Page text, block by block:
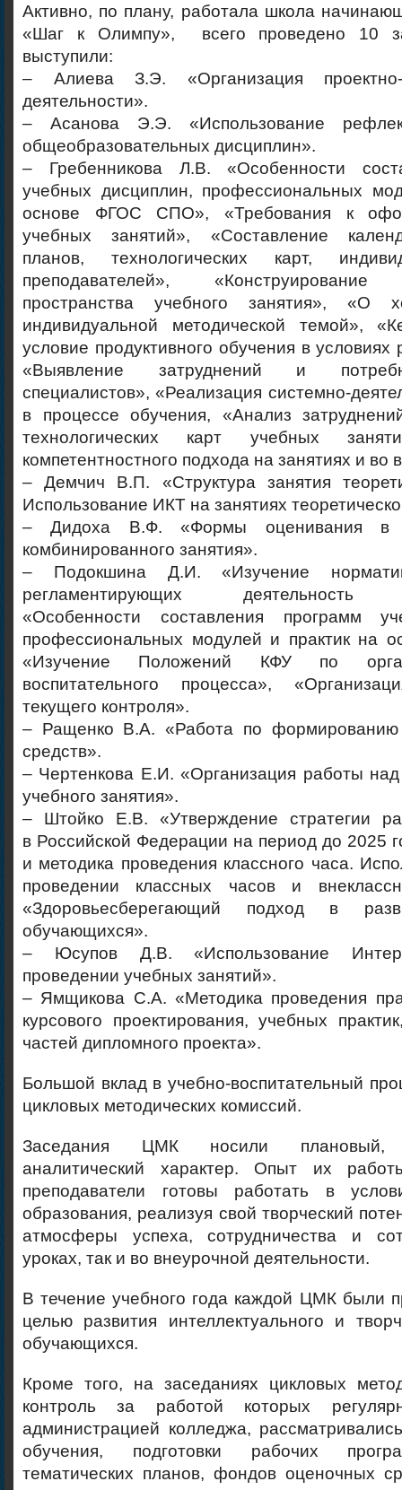
Активно, по плану, работала школа
«Шаг к Олимпу», всего проведено 10
выступили:
– Алиева З.Э. «Организация проектно-
деятельности».
– Асанова Э.Э. «Использование
общеобразовательных дисциплин».
– Гребенникова Л.В. «Особенности
учебных дисциплин, профессиональных
основе ФГОС СПО», «Требования к
учебных занятий», «Составление
планов, технологических карт,
преподавателей», «Конструирование
пространства учебного занятия», «О
индивидуальной методической темой»,
условие продуктивного обучения в
«Выявление затруднений и
специалистов», «Реализация системно-
в процессе обучения, «Анализ
технологических карт учебных
компетентностного подхода на занятиях и во
– Демчич В.П. «Структура занятия
Использование ИКТ на занятиях
– Дидоха В.Ф. «Формы оценивания в
комбинированного занятия».
– Подокшина Д.И. «Изучение
регламентирующих деятельность
«Особенности составления программ
профессиональных модулей и практик на
«Изучение Положений КФУ по
воспитательного процесса»,
текущего контроля».
– Ращенко В.А. «Работа по
средств».
– Чертенкова Е.И. «Организация работы над
учебного занятия».
– Штойко Е.В. «Утверждение стратегии
в Российской Федерации на период до 2025
и методика проведения классного часа.
проведении классных часов и
«Здоровьесберегающий подход в
обучающихся».
– Юсупов Д.В. «Использование
проведении учебных занятий».
– Ямщикова С.А. «Методика проведения
курсового проектирования, учебных
частей дипломного проекта».
Большой вклад в учебно-воспитательный
цикловых методических комиссий.
Заседания ЦМК носили плановый,
аналитический характер. Опыт их
преподаватели готовы работать в
образования, реализуя свой творческий
атмосферы успеха, сотрудничества и
уроках, так и во внеурочной деятельности.
В течение учебного года каждой ЦМК были
целью развития интеллектуального и
обучающихся.
Кроме того, на заседаниях цикловых
контроль за работой которых
администрацией колледжа,
обучения, подготовки рабочих
тематических планов, фондов оценочных